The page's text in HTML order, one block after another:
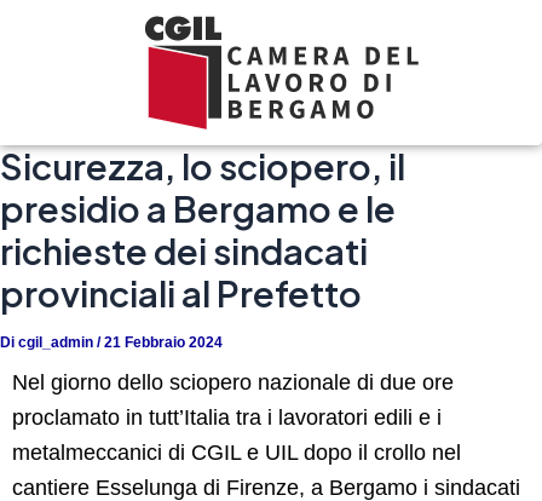
Sicurezza, lo sciopero, il
presidio a Bergamo e le
richieste dei sindacati
provinciali al Prefetto
Di cgil_admin /21 Febbraio 2024
Nel giorno dello sciopero nazionale di due ore
proclamato in tutt’Italia tra i lavoratori edili e i
metalmeccanici di CGIL e UIL dopo il crollo nel
cantiere Esselunga di Firenze, a Bergamo i sindacati